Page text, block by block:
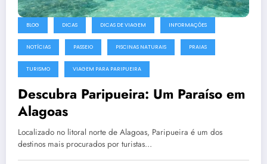
BLOG DICAS DICAS DE VIAGEM INFORMAÇÕES
NOTÍCIAS PASSEIO PISCINAS NATURAIS PRAIAS
TURISMO VIAGEM PARA PARIPUEIRA
Descubra Paripueira: Um Paraíso em
Alagoas
Localizado no litoral norte de Alagoas, Paripueira é um dos
destinos mais procurados por turistas…